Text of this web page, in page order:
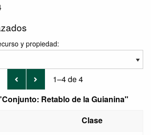
y propiedad:
1–4 de 4
Retablo de la Guianina"
Clase